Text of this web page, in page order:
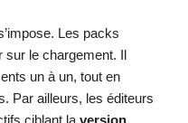
Les packs
sur le chargement. Il
un à un, tout en
Par ailleurs, les éditeurs
ciblant la version